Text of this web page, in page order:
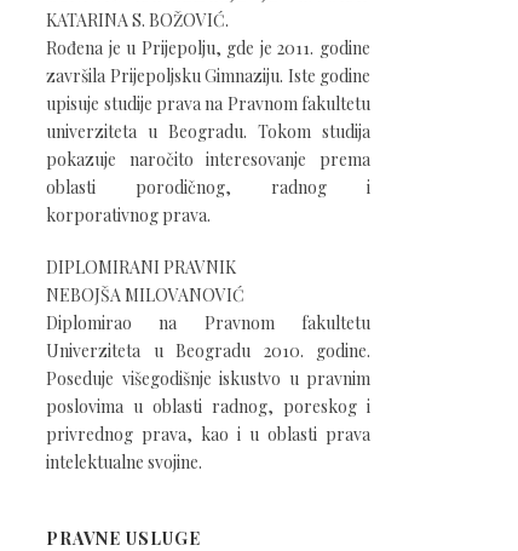
KATARINA S. BOŽOVIĆ.
Rođena je u Prijepolju, gde je 2011. godine
završila Prijepoljsku Gimnaziju. Iste godine
upisuje studije prava na Pravnom fakultetu
univerziteta u Beogradu. Tokom studija
pokazuje naročito interesovanje prema
oblasti porodičnog, radnog i
korporativnog prava.
DIPLOMIRANI PRAVNIK
NEBOJŠA MILOVANOVIĆ
Diplomirao na Pravnom fakultetu
Univerziteta u Beogradu 2010. godine.
Poseduje višegodišnje iskustvo u pravnim
poslovima u oblasti radnog, poreskog i
privrednog prava, kao i u oblasti prava
intelektualne svojine.
PRAVNE USLUGE